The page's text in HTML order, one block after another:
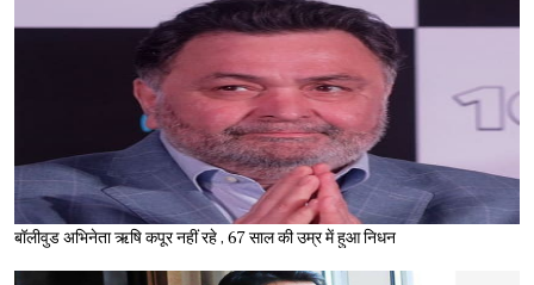
बॉलीवुड अभिनेता ऋषि कपूर नहीं रहे , 67 साल की उम्र में हुआ निधन